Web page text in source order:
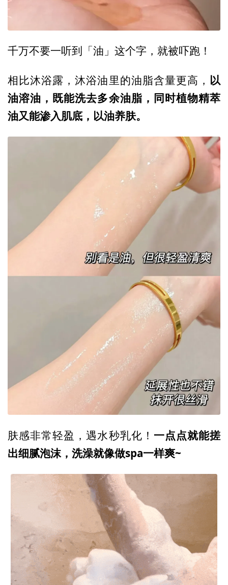
千万不要一听到「油」这个字，就被吓跑！
相比沐浴露，沐浴油里的油脂含量更高， 以
油溶油，既能洗去多余油脂，同时植物精萃
油又能渗入肌底，以油养肤。
肤感非常轻盈，遇水秒乳化！ 一点点就能搓
出细腻泡沫，洗澡就像做spa一样爽~